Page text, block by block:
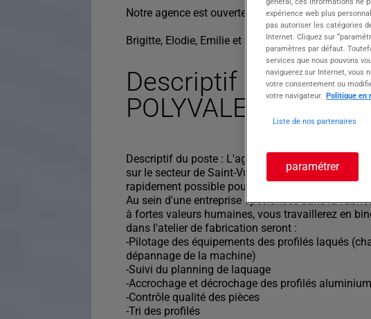
Notre agence est ouverte du lundi au vendredi de
Brigitte, Elodie, Emilie et Florian sont à votre
Descriptif du poste :
POLYVALENT H/F
Descriptif du poste : L'agence AINTERIM Miribel
sur le secteur de Saint-Vulbas, un(e) Opérateur
rapidement possible pour un poste en intérim
Au sein d'une entreprise spécialisée dans la
à fortes valeurs humaines, vous travaillerez en
dans l'atelier de fabrication seront :
-Pilotage des équipements des profilés laqués
dépannage de la machine)
-Suivi du planning de laquage
-Accrochage et décrochage des profilés
-Contrôle qualité des pièces
-Tri des profilés
expérience web plus
pas autoriser les catégories
Internet. Cliquez sur
paramètres par défaut.
services que nous pouvons
naviguerez sur Internet, vous
votre consentement ou
votre navigateur. Politique en
Liste de nos partenaires
paramétrer